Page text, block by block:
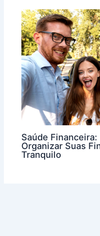
Saúde
Organizar Suas
Tranquilo